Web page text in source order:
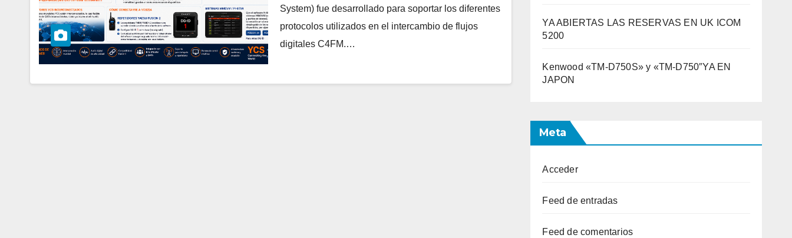
System) fue desarrollado para soportar los diferentes
protocolos utilizados en el intercambio de flujos
digitales C4FM.…
YA ABIERTAS LAS RESERVAS EN UK ICOM
5200
Kenwood «TM-D750S» y «TM-D750″YA EN
JAPON
Meta
Acceder
Feed de entradas
Feed de comentarios